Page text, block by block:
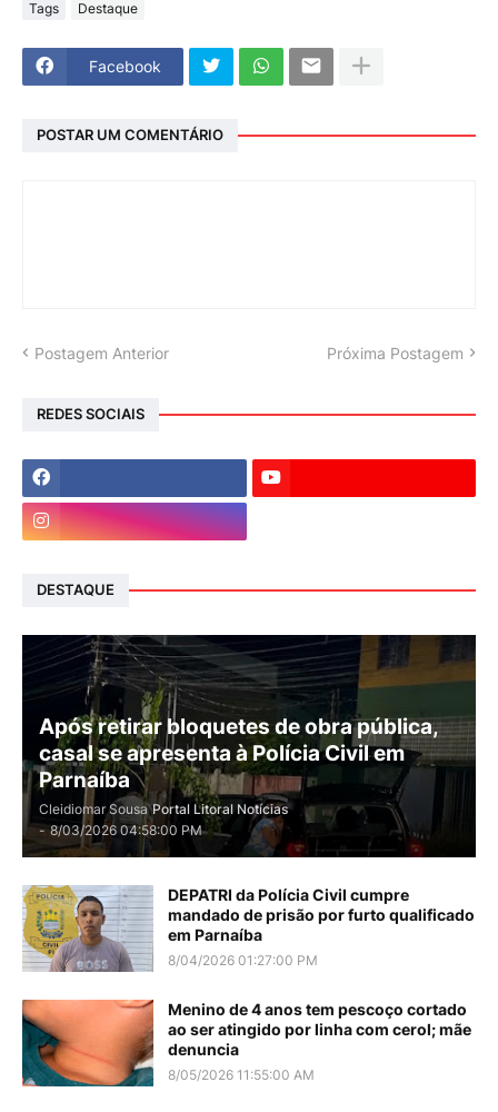
Tags Destaque
Facebook
POSTAR UM COMENTÁRIO
Postagem Anterior Próxima Postagem
REDES SOCIAIS
DESTAQUE
Após retirar bloquetes de obra pública,
casal se apresenta à Polícia Civil em
Parnaíba
Cleidiomar Sousa Portal Litoral Notícias
- 8/03/2026 04:58:00 PM
DEPATRI da Polícia Civil cumpre
mandado de prisão por furto qualificado
em Parnaíba
8/04/2026 01:27:00 PM
Menino de 4 anos tem pescoço cortado
ao ser atingido por linha com cerol; mãe
denuncia
8/05/2026 11:55:00 AM